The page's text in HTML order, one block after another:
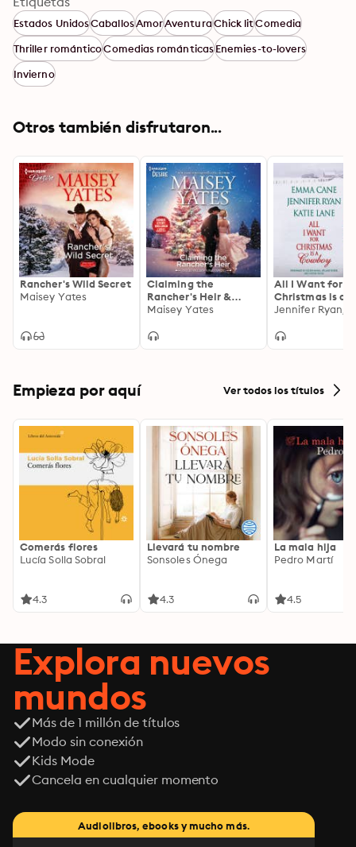
Estados UnidosCaballosAmorAventuraChick litComedia
Thriller románticoComedias románticasEnemies-to-lovers
Invierno
Otros también disfrutaron...
Rancher's Wild Secret
Maisey Yates
Claiming the
Rancher's Heir &
Rancher's Wild Secret
Maisey Yates
All I Want for
Christmas is a
Cowboy
Empieza por aquí Ver todos los títulos
Comerás flores
Lucía Solla Sobral
4.3
Llevará tu nombre
Sonsoles Ónega
4.3
La mala hija
Pedro Martí
4.5
Explora nuevos
mundos
Más de 1 millón de títulos
Modo sin conexión
Kids Mode
Cancela en cualquier momento
Audiolibros, ebooks y mucho más.